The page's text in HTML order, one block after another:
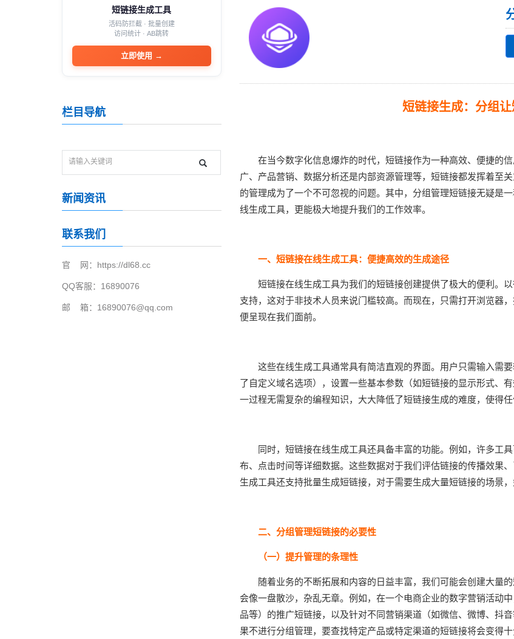
短链接生成：分组
在当今数字化信息爆炸的时代，短链接作为一种高效、便捷的
广、产品营销、数据分析还是内部资源管理等，短链接都发挥着至
的管理成为了一个不可忽视的问题。其中，分组管理短链接无疑是
线生成工具，更能极大地提升我们的工作效率。
一、短链接在线生成工具：便捷高效的生成途径
短链接在线生成工具为我们的短链接创建提供了极大的便利。
支持，这对于非技术人员来说门槛较高。而现在，只需打开浏览器
便呈现在我们面前。
这些在线生成工具通常具有简洁直观的界面。用户只需输入需
了自定义域名选项），设置一些基本参数（如短链接的显示形式、
一过程无需复杂的编程知识，大大降低了短链接生成的难度，使得
同时，短链接在线生成工具还具备丰富的功能。例如，许多工
布、点击时间等详细数据。这些数据对于我们评估链接的传播效果
生成工具还支持批量生成短链接，对于需要生成大量短链接的场景
二、分组管理短链接的必要性
（一）提升管理的条理性
随着业务的不断拓展和内容的日益丰富，我们可能会创建大量
会像一盘散沙，杂乱无章。例如，在一个电商企业的数字营销活动
品等）的推广短链接，以及针对不同营销渠道（如微信、微博、抖
果不进行分组管理，要查找特定产品或特定渠道的短链接将会变得
短链接生成工具
活码防拦截 · 批量创建
访问统计 · AB跳转
立即使用 →
栏目导航
新闻资讯
联系我们
官 网：https://dl68.cc
QQ客服：16890076
邮 箱：16890076@qq.com